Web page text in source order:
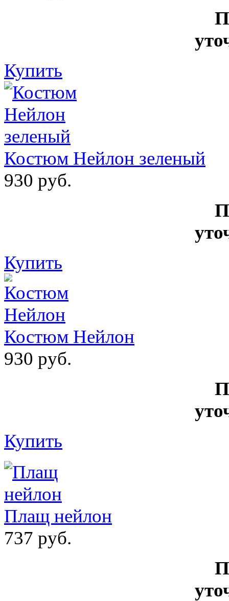
Купить
Костюм Нейлон зеленый
930 руб.
Купить
Костюм Нейлон
930 руб.
Купить
Плащ нейлон
737 руб.